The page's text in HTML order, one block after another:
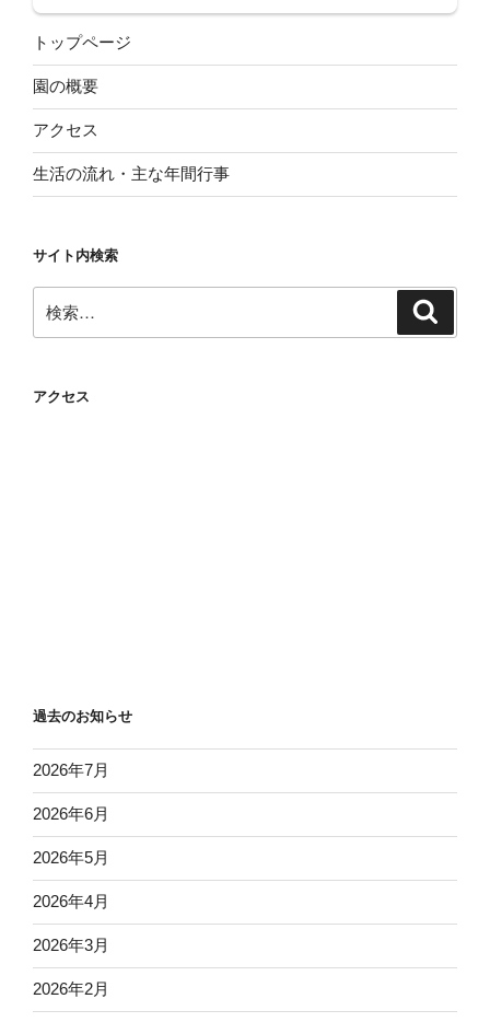
トップページ
園の概要
アクセス
生活の流れ・主な年間行事
サイト内検索
検
索:
アクセス
過去のお知らせ
2026年7月
2026年6月
2026年5月
2026年4月
2026年3月
2026年2月